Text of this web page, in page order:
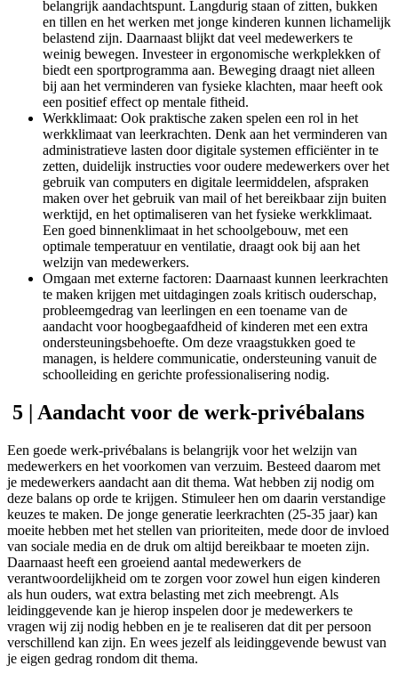
belangrijk aandachtspunt. Langdurig staan of zitten, bukken
en tillen en het werken met jonge kinderen kunnen lichamelijk
belastend zijn. Daarnaast blijkt dat veel medewerkers te
weinig bewegen. Investeer in ergonomische werkplekken of
biedt een sportprogramma aan. Beweging draagt niet alleen
bij aan het verminderen van fysieke klachten, maar heeft ook
een positief effect op mentale fitheid.
Werkklimaat: Ook praktische zaken spelen een rol in het
werkklimaat van leerkrachten. Denk aan het verminderen van
administratieve lasten door digitale systemen efficiënter in te
zetten, duidelijk instructies voor oudere medewerkers over het
gebruik van computers en digitale leermiddelen, afspraken
maken over het gebruik van mail of het bereikbaar zijn buiten
werktijd, en het optimaliseren van het fysieke werkklimaat.
Een goed binnenklimaat in het schoolgebouw, met een
optimale temperatuur en ventilatie, draagt ook bij aan het
welzijn van medewerkers.
Omgaan met externe factoren: Daarnaast kunnen leerkrachten
te maken krijgen met uitdagingen zoals kritisch ouderschap,
probleemgedrag van leerlingen en een toename van de
aandacht voor hoogbegaafdheid of kinderen met een extra
ondersteuningsbehoefte. Om deze vraagstukken goed te
managen, is heldere communicatie, ondersteuning vanuit de
schoolleiding en gerichte professionalisering nodig.
5 | Aandacht voor de werk-privébalans
Een goede werk-privébalans is belangrijk voor het welzijn van
medewerkers en het voorkomen van verzuim. Besteed daarom met
je medewerkers aandacht aan dit thema. Wat hebben zij nodig om
deze balans op orde te krijgen. Stimuleer hen om daarin verstandige
keuzes te maken. De jonge generatie leerkrachten (25-35 jaar) kan
moeite hebben met het stellen van prioriteiten, mede door de invloed
van sociale media en de druk om altijd bereikbaar te moeten zijn.
Daarnaast heeft een groeiend aantal medewerkers de
verantwoordelijkheid om te zorgen voor zowel hun eigen kinderen
als hun ouders, wat extra belasting met zich meebrengt. Als
leidinggevende kan je hierop inspelen door je medewerkers te
vragen wij zij nodig hebben en je te realiseren dat dit per persoon
verschillend kan zijn. En wees jezelf als leidinggevende bewust van
je eigen gedrag rondom dit thema.